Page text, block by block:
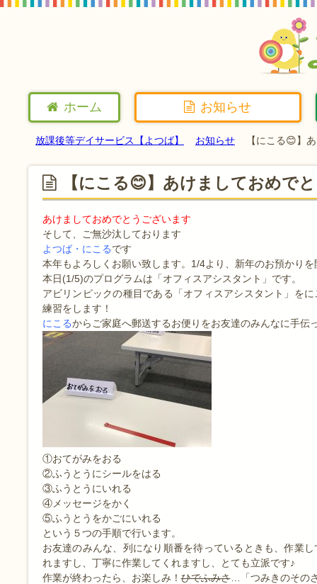
ホーム お知らせ
放課後等デイサービス【よつば】 お知らせ 【にこる😊】
【にこる😊】あけましておめで
あけましておめでとうございます
そして、ご無沙汰しております
よつば・にこるです
本年もよろしくお願い致します。1/4より、新年のお預かり
本日(1/5)のプログラムは「オフィスアシスタント」です。
アビリンピックの種目である「オフィスアシスタント」を
練習をします！
にこるからご家庭へ郵送するお便りをお友達のみんなに手伝
①おてがみをおる
②ふうとうにシールをはる
③ふうとうにいれる
④メッセージをかく
⑤ふうとうをかごにいれる
という５つの手順で行います。
お友達のみんな、列になり順番を待っているときも、作業
れますし、丁寧に作業してくれますし、とても立派です♪
作業が終わったら、お楽しみ！ひでふみさ…「つみきのその